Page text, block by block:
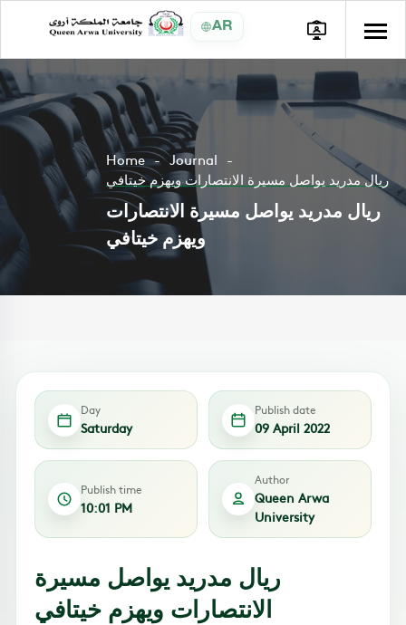
AR
Home
Journal
ريال مدريد يواصل مسيرة الانتصارات ويهزم خيتافي
ريال مدريد يواصل مسيرة الانتصارات
ويهزم خيتافي
Day
Saturday
Publish date
09 April 2022
Publish time
10:01 PM
Author
Queen Arwa
University
ريال مدريد يواصل مسيرة
الانتصارات ويهزم خيتافي